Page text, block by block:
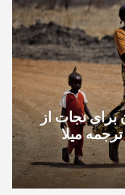
نجات از
ترجمه میلا